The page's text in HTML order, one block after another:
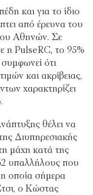
και για το ίδιο
από έρευνα του
Αθηνών. Σε
η PulseRC, το 95%
ότι
και ακρίβειας,
χαρακτηρίζει
θέλει να
Διυπηρεσιακής
μάχη κατά της
υπαλλήλους που
οποία σήμερα
ο Κώστας